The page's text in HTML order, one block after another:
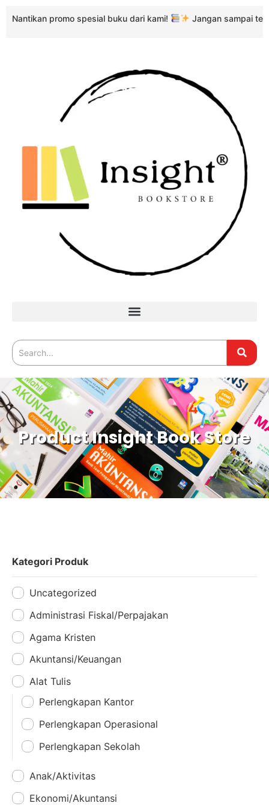
promo spesial buku dari kami! Jangan sampai terlewat
Product Insight Book Store
Kategori Produk
Uncategorized
Administrasi Fiskal/Perpajakan
Agama Kristen
Akuntansi/Keuangan
Alat Tulis
Perlengkapan Kantor
Perlengkapan Operasional
Perlengkapan Sekolah
Anak/Aktivitas
Ekonomi/Akuntansi